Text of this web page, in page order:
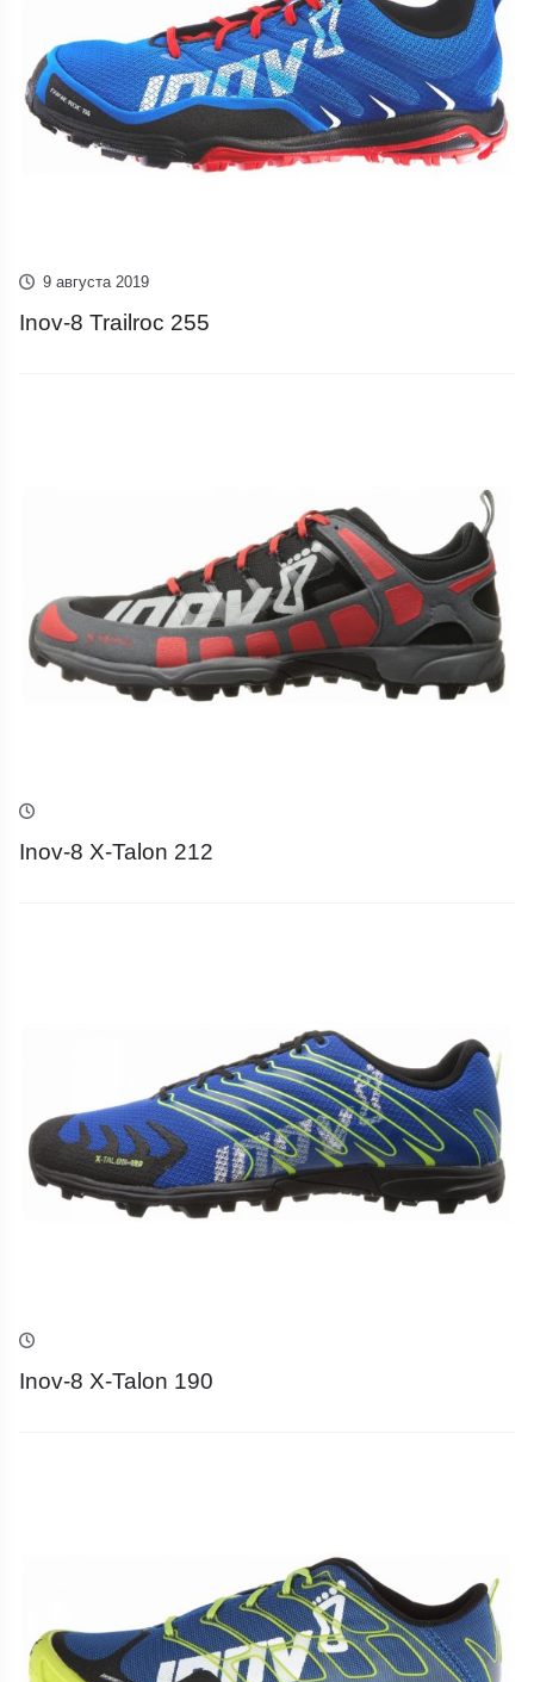
9 августа 2019
Inov-8 Trailroc 255
Inov-8 X-Talon 212
Inov-8 X-Talon 190